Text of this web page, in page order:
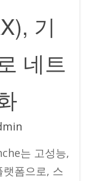
기
네트
는 고성능,
폼으로, 스